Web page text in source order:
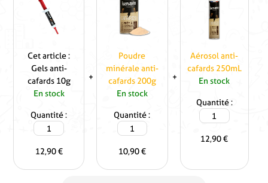
Cet article :
Gels anti-
cafards 10g
En stock
Quantité quantité
cafards
12,90€
Poudre
minérale anti-
cafards 200g
En stock
Quantité quantité
anti-
10,90€
Aérosol anti-
cafards 250mL
En stock
Quantité quantité
250mL
12,90€